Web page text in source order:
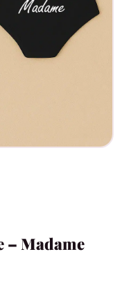
– Madame